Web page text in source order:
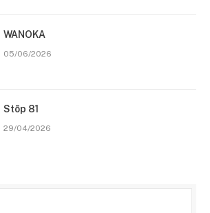
WANOKA
05/06/2026
Stōp 81
29/04/2026